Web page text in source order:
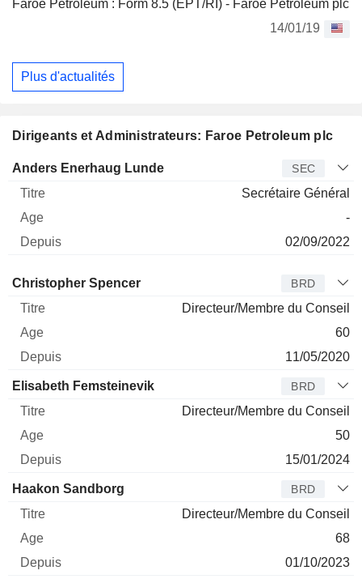
Faroe Petroleum : Form 8.5 (EPT/RI) - Faroe Petroleum plc
14/01/19
Plus d'actualités
Dirigeants et Administrateurs: Faroe Petroleum plc
Dirigeant Titre Age Depuis
Anders Enerhaug Lunde SEC
Secrétaire Général
-
02/09/2022
Administrateur Titre Age
Christopher Spencer BRD
Directeur/Membre du Conseil
60
11/05/2020
Elisabeth Femsteinevik BRD
Directeur/Membre du Conseil
50
15/01/2024
Haakon Sandborg BRD
Directeur/Membre du Conseil
68
01/10/2023